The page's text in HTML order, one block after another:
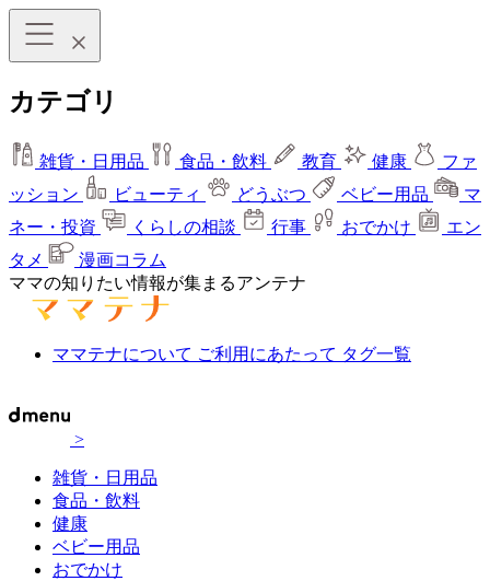
カテゴリ
雑貨・日用品 食品・飲料 教育 健康
ファ
ッション
ビューティ どうぶつ ベビー用品
マ
ネー・投資
くらしの相談 行事 おでかけ
エン
タメ
漫画コラム
ママの知りたい情報が集まるアンテナ
ママテナについて ご利用にあたって タグ一覧
>
雑貨・日用品
食品・飲料
健康
ベビー用品
おでかけ